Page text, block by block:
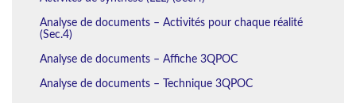
Analyse de documents – Activités pour chaque réalité
(Sec.4)
Analyse de documents – Affiche 3QPOC
Analyse de documents – Technique 3QPOC